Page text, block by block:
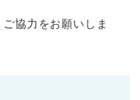
協力をお願いしま